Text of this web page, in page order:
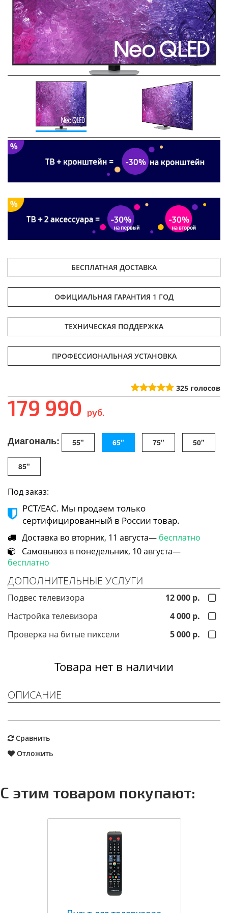
Next
БЕСПЛАТНАЯ ДОСТАВКА
ОФИЦИАЛЬНАЯ ГАРАНТИЯ 1 ГОД
ТЕХНИЧЕСКАЯ ПОДДЕРЖКА
ПРОФЕССИОНАЛЬНАЯ УСТАНОВКА
325 голосов
179 990 руб.
Диагональ: 55" 65" 75" 50"
85"
Под заказ:
РСТ/ЕАС. Мы продаем только
сертифицированный в России товар.
Доставка во вторник, 11 августа— бесплатно
Самовывоз в понедельник, 10 августа—
бесплатно
ДОПОЛНИТЕЛЬНЫЕ УСЛУГИ
Подвес телевизора
12 000 р.
Настройка телевизора
4 000 р.
Проверка на битые пиксели
5 000 р.
Товара нет в наличии
ОПИСАНИЕ
Сравнить
Отложить
С этим товаром покупают: